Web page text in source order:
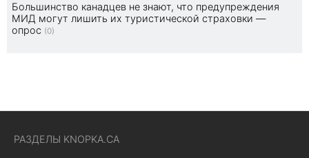
Большинство канадцев не знают, что предупреждения
МИД могут лишить их туристической страховки —
опрос (0)
РАЗДЕЛЫ KNOPKA.CA